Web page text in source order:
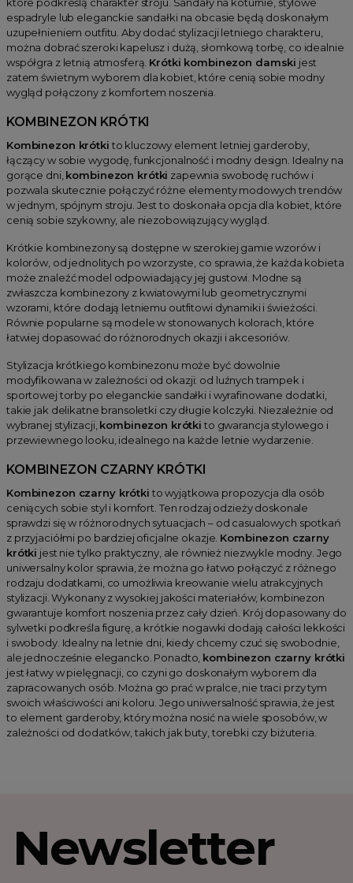
które podkreślą charakter stroju. Sandały na koturnie, stylowe
espadryle lub eleganckie sandałki na obcasie będą doskonałym
uzupełnieniem outfitu. Aby dodać stylizacji letniego charakteru,
można dobrać szeroki kapelusz i dużą, słomkową torbę, co idealnie
współgra z letnią atmosferą. Krótki kombinezon damski jest
zatem świetnym wyborem dla kobiet, które cenią sobie modny
wygląd połączony z komfortem noszenia.
KOMBINEZON KRÓTKI
Kombinezon krótki to kluczowy element letniej garderoby,
łączący w sobie wygodę, funkcjonalność i modny design. Idealny na
gorące dni,kombinezon krótki zapewnia swobodę ruchów i
pozwala skutecznie połączyć różne elementy modowych trendów
w jednym, spójnym stroju. Jest to doskonała opcja dla kobiet, które
cenią sobie szykowny, ale niezobowiązujący wygląd.
Krótkie kombinezony są dostępne w szerokiej gamie wzorów i
kolorów, od jednolitych po wzorzyste, co sprawia, że każda kobieta
może znaleźć model odpowiadający jej gustowi. Modne są
zwłaszcza kombinezony z kwiatowymi lub geometrycznymi
wzorami, które dodają letniemu outfitowi dynamiki i świeżości.
Równie popularne są modele w stonowanych kolorach, które
łatwiej dopasować do różnorodnych okazji i akcesoriów.
Stylizacja krótkiego kombinezonu może być dowolnie
modyfikowana w zależności od okazji: od luźnych trampek i
sportowej torby po eleganckie sandałki i wyrafinowane dodatki,
takie jak delikatne bransoletki czy długie kolczyki. Niezależnie od
wybranej stylizacji,kombinezon krótki to gwarancja stylowego i
przewiewnego looku, idealnego na każde letnie wydarzenie.
KOMBINEZON CZARNY KRÓTKI
Kombinezon czarny krótki to wyjątkowa propozycja dla osób
ceniących sobie styl i komfort. Ten rodzaj odzieży doskonale
sprawdzi się w różnorodnych sytuacjach – od casualowych spotkań
z przyjaciółmi po bardziej oficjalne okazje. Kombinezon czarny
krótki jest nie tylko praktyczny, ale również niezwykle modny. Jego
uniwersalny kolor sprawia, że można go łatwo połączyć z różnego
rodzaju dodatkami, co umożliwia kreowanie wielu atrakcyjnych
stylizacji. Wykonany z wysokiej jakości materiałów, kombinezon
gwarantuje komfort noszenia przez cały dzień. Krój dopasowany do
sylwetki podkreśla figurę, a krótkie nogawki dodają całości lekkości
i swobody. Idealny na letnie dni, kiedy chcemy czuć się swobodnie,
ale jednocześnie elegancko. Ponadto, kombinezon czarny krótki
jest łatwy w pielęgnacji, co czyni go doskonałym wyborem dla
zapracowanych osób. Można go prać w pralce, nie traci przy tym
swoich właściwości ani koloru. Jego uniwersalność sprawia, że jest
to element garderoby, który można nosić na wiele sposobów, w
zależności od dodatków, takich jak buty, torebki czy biżuteria.
Newsletter